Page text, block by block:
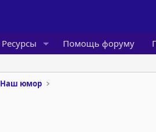
Ресурсы Помощь форуму
Наш юмор